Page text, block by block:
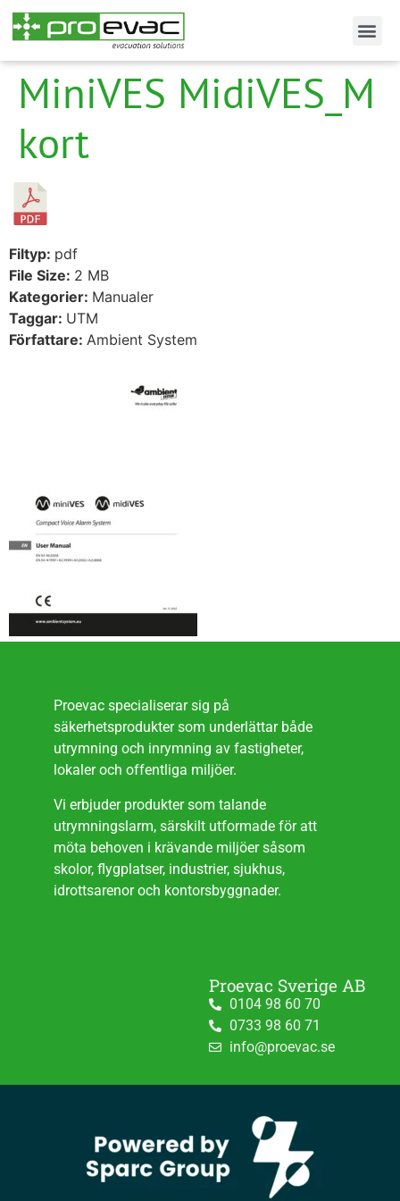
MiniVES MidiVES_M
kort
Filtyp: pdf
File Size: 2 MB
Kategorier: Manualer
Taggar: UTM
Författare: Ambient System
Proevac specialiserar sig på
säkerhetsprodukter som underlättar både
utrymning och inrymning av fastigheter,
lokaler och offentliga miljöer.
Vi erbjuder produkter som talande
utrymningslarm, särskilt utformade för att
möta behoven i krävande miljöer såsom
skolor, flygplatser, industrier, sjukhus,
idrottsarenor och kontorsbyggnader.
Proevac Sverige AB
0104 98 60 70
0733 98 60 71
info@proevac.se